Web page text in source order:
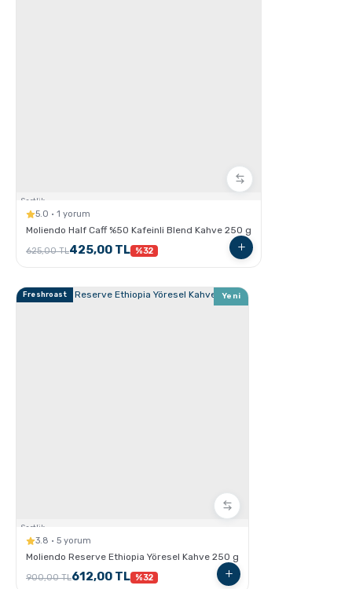
Ristretto - Espresso - Lungo Farkları nelerdir ?
Sertlik:
5.0 · 1 yorum
Moliendo Half Caff %50 Kafeinli Blend Kahve 250 g
625,00 TL425,00 TL %32
Freshroast Yeni
Sertlik:
3.8 · 5 yorum
Moliendo Reserve Ethiopia Yöresel Kahve 250 g
900,00 TL612,00 TL %32